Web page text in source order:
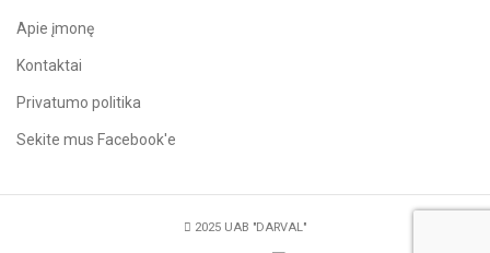
Apie įmonę
Kontaktai
Privatumo politika
Sekite mus Facebook'e
2025 UAB "DARVAL"